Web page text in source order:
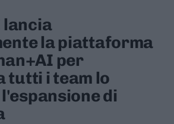
lancia
la piattaforma
per
tutti i team lo
di